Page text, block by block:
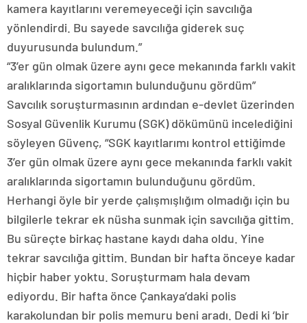
kamera kayıtlarını veremeyeceği için savcılığa
yönlendirdi. Bu sayede savcılığa giderek suç
duyurusunda bulundum.”
“3’er gün olmak üzere aynı gece mekanında farklı vakit
aralıklarında sigortamın bulunduğunu gördüm”
Savcılık soruşturmasının ardından e-devlet üzerinden
Sosyal Güvenlik Kurumu (SGK) dökümünü incelediğini
söyleyen Güvenç, “SGK kayıtlarımı kontrol ettiğimde
3’er gün olmak üzere aynı gece mekanında farklı vakit
aralıklarında sigortamın bulunduğunu gördüm.
Herhangi öyle bir yerde çalışmışlığım olmadığı için bu
bilgilerle tekrar ek nüsha sunmak için savcılığa gittim.
Bu süreçte birkaç hastane kaydı daha oldu. Yine
tekrar savcılığa gittim. Bundan bir hafta önceye kadar
hiçbir haber yoktu. Soruşturmam hala devam
ediyordu. Bir hafta önce Çankaya’daki polis
karakolundan bir polis memuru beni aradı. Dedi ki ‘bir